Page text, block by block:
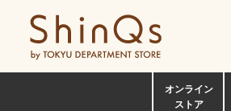
オンライン
ストア